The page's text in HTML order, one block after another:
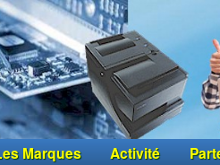
Marques Activité